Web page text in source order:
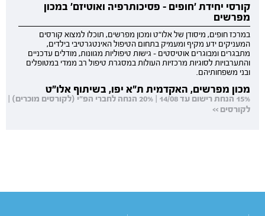
קורסי יחידת 'חופים - פסיכותרפיה ואוטיזם' במכון
מפרשים
במרכז חופים, מיסודן של אלו"ט ומכון מפרשים, תוכלו למצוא קורסים
המעניקים ידע מקיף ומעמיק בתחום הטיפול האינטגרטיבי בילדים,
מתבגרים ומבוגרים אוטיסטים - גישות טיפוליות מגוונות, מודלים עדכניים
והתערבויות לסוגיות מרכזיות העולות במסגרת טיפול רב ממדי במטופלים
ובני משפחותיהם.
מכון מפרשים, האקדמית ת"א יפו, בשיתוף אלו"ט
15% הנחת רישום עד 14/08 | 20% הנחה לחברי הפ"י (לקורסים מוכרים) |
לקורסים >>